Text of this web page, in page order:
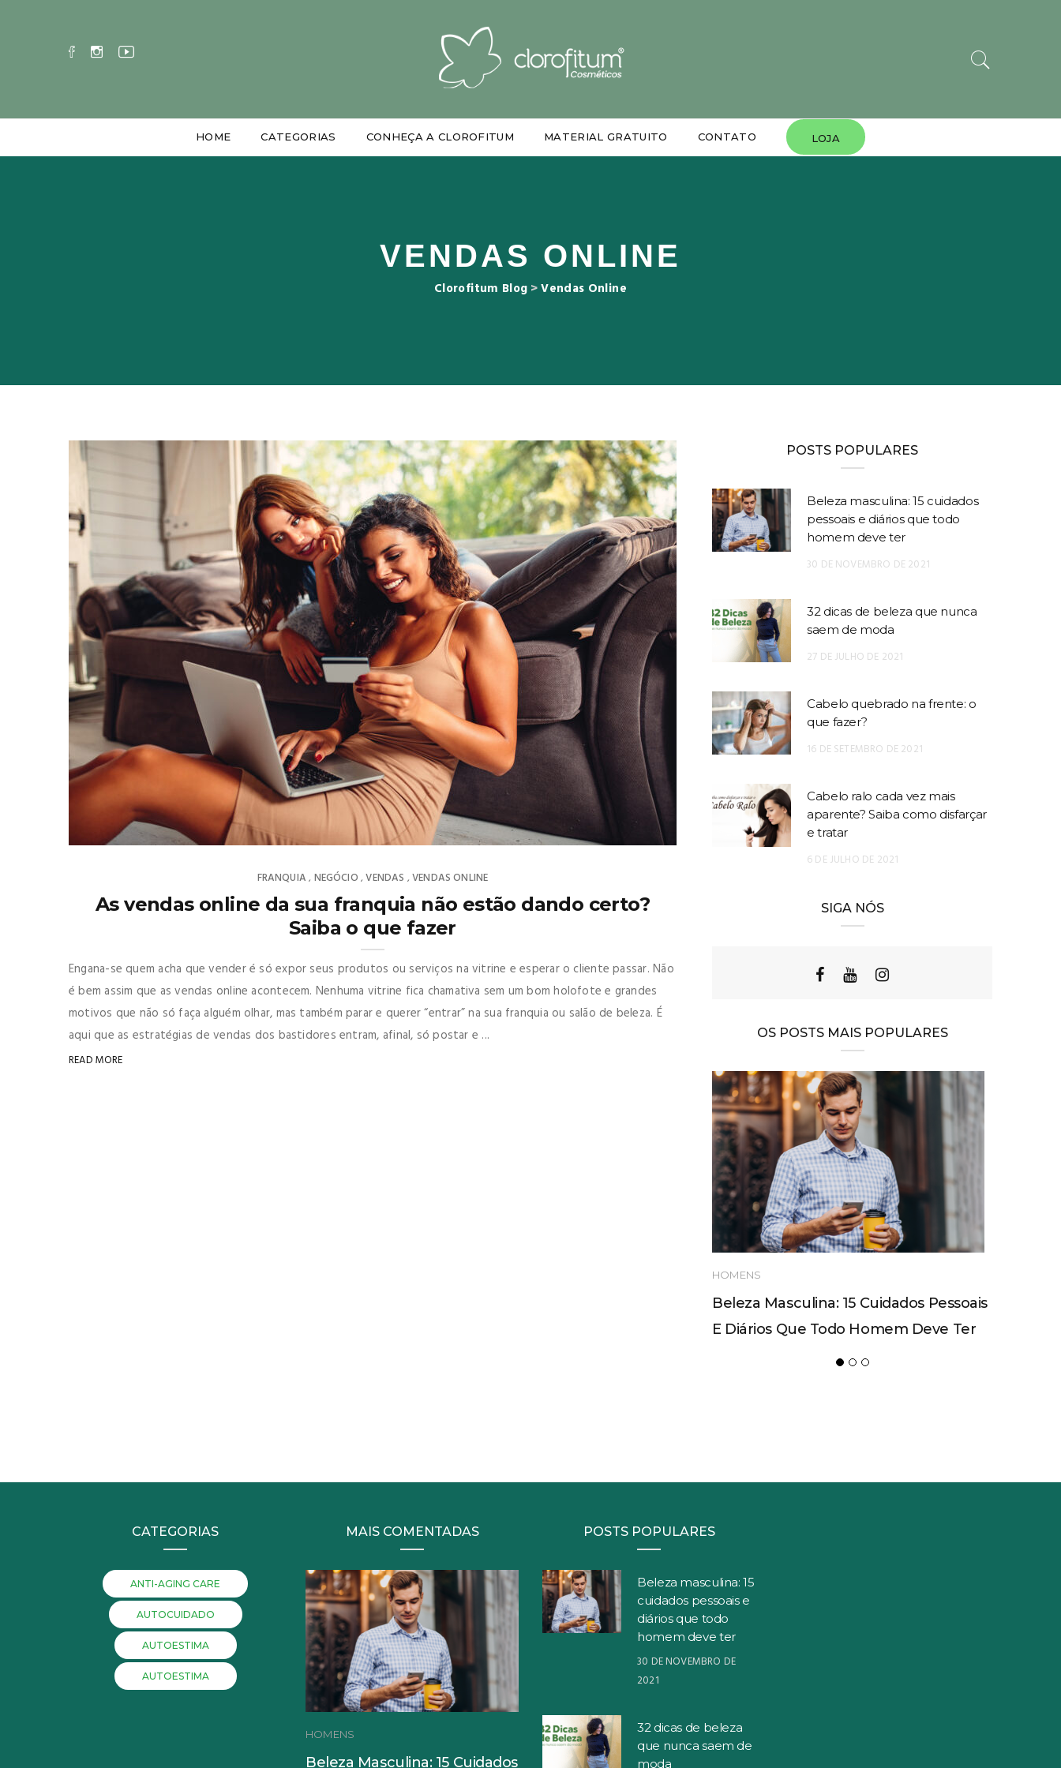
HOME CATEGORIAS CONHEÇA A CLOROFITUM MATERIAL GRATUITO CONTATO LOJA
VENDAS ONLINE
Clorofitum Blog >Vendas Online
FRANQUIA , NEGÓCIO ,VENDAS ,VENDAS ONLINE
As vendas online da sua franquia não estão dando certo?
Saiba o que fazer
Engana-se quem acha que vender é só expor seus produtos ou serviços na vitrine e esperar o cliente passar. Não
é bem assim que as vendas online acontecem. Nenhuma vitrine fica chamativa sem um bom holofote e grandes
motivos que não só faça alguém olhar, mas também parar e querer “entrar” na sua franquia ou salão de beleza. É
aqui que as estratégias de vendas dos bastidores entram, afinal, só postar e ...
READ MORE
POSTS POPULARES
Beleza masculina: 15 cuidados
pessoais e diários que todo
homem deve ter
30 DE NOVEMBRO DE 2021
32 dicas de beleza que nunca
saem de moda
27 DE JULHO DE 2021
Cabelo quebrado na frente: o
que fazer?
16 DE SETEMBRO DE 2021
Cabelo ralo cada vez mais
aparente? Saiba como disfarçar
e tratar
6 DE JULHO DE 2021
SIGA NÓS
OS POSTS MAIS POPULARES
HOMENS
Beleza Masculina: 15 Cuidados Pessoais
E Diários Que Todo Homem Deve Ter
CATEGORIAS
ANTI-AGING CARE
AUTOCUIDADO
AUTOESTIMA
AUTOESTIMA
MAIS COMENTADAS
HOMENS
Beleza Masculina: 15 Cuidados
POSTS POPULARES
Beleza masculina: 15
cuidados pessoais e
diários que todo
homem deve ter
30 DE NOVEMBRO DE
2021
32 dicas de beleza
que nunca saem de
moda